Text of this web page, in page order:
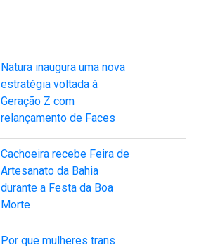
Natura inaugura uma nova
estratégia voltada à
Geração Z com
relançamento de Faces
Cachoeira recebe Feira de
Artesanato da Bahia
durante a Festa da Boa
Morte
Por que mulheres trans